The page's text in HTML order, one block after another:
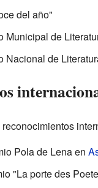
del año"
Municipal de
Nacional de
reconocimientos
Pola de Lena en
"La porte des